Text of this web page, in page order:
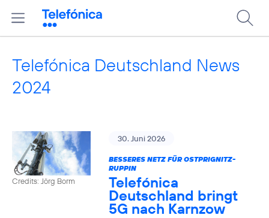
Telefónica Deutschland News
2024
Credits: Jörg Borm
30. Juni 2026
BESSERES NETZ FÜR OSTPRIGNITZ-
RUPPIN
Telefónica
Deutschland bringt
5G nach Karnzow